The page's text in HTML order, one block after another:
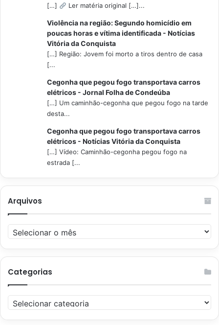
[…] Ler matéria original […]...
Violência na região: Segundo homicídio em
poucas horas e vítima identificada - Notícias
Vitória da Conquista
[…] Região: Jovem foi morto a tiros dentro de casa
[...
Cegonha que pegou fogo transportava carros
elétricos - Jornal Folha de Condeúba
[…] Um caminhão-cegonha que pegou fogo na tarde
desta...
Cegonha que pegou fogo transportava carros
elétricos - Notícias Vitória da Conquista
[…] Vídeo: Caminhão-cegonha pegou fogo na
estrada [...
Arquivos
Arquivos
Categorias
Categorias